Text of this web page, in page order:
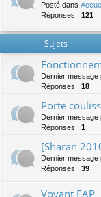
Posté dans
Réponses : 121
Sujets
Dernier message
Réponses : 18
Porte
Dernier message
Réponses : 1
[Sharan
Dernier message
Réponses : 39
Voyant FAP